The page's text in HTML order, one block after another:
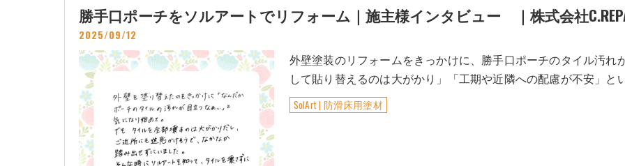
勝手口ポーチをソルアートでリフォーム｜施主様インタビュー ｜株式会社
2025/09/12
外壁塗装のリフォームをきっかけに、勝手口ポーチのタイル汚
して貼り替えるのは大がかり」「工期や近隣への配慮が不安」と
SolArt | 防滑床用塗材